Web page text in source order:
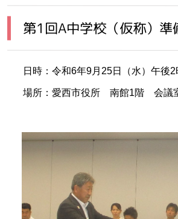
第1回A中学校（仮称）準
日時：令和6年9月25日（水）午後2
場所：愛西市役所 南館1階 会議